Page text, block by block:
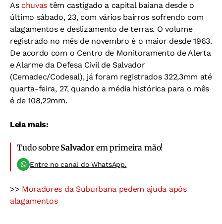
Aschuvas têm castigado a capital baiana desde o
último sábado, 23, com vários bairros sofrendo com
alagamentos e deslizamento de terras. O volume
registrado no mês de novembro é o maior desde 1963.
De acordo com o Centro de Monitoramento de Alerta
e Alarme da Defesa Civil de Salvador
(Cemadec/Codesal), já foram registrados 322,3mm até
quarta-feira, 27, quando a média histórica para o mês
é de 108,22mm.
Leia mais:
Tudo sobre Salvadorem primeira mão!
Entre no canal do WhatsApp.
>> Moradores da Suburbana pedem ajuda após
alagamentos